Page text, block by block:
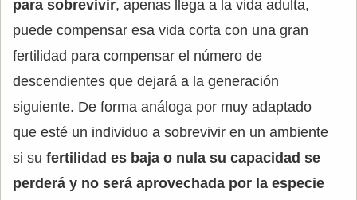
para sobrevivir, apenas llega a la vida adulta,
puede compensar esa vida corta con una gran
fertilidad para compensar el número de
descendientes que dejará a la generación
siguiente. De forma análoga por muy adaptado
que esté un individuo a sobrevivir en un ambiente
si su fertilidad es baja o nula su capacidad se
perderá y no será aprovechada por la especie